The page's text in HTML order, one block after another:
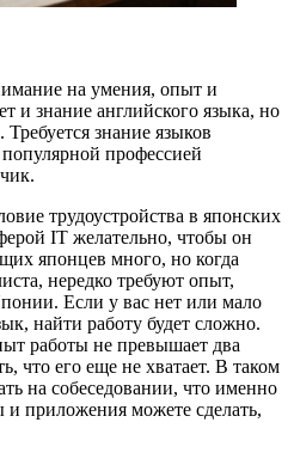
на умения, опыт и
и знание английского языка, но
Требуется знание языков
профессией
трудоустройства в японских
IT желательно, чтобы он
японцев много, но когда
нередко требуют опыт,
Если у вас нет или мало
найти работу будет сложно.
работы не превышает два
что его еще не хватает. В таком
на собеседовании, что именно
приложения можете сделать,